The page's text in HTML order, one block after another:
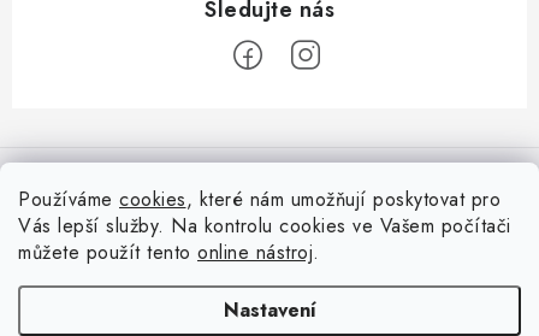
Používáme cookies, které nám umožňují poskytovat pro
Vás lepší služby. Na kontrolu cookies ve Vašem počítači
můžete použít tento online nástroj.
Nastavení
á
Doprava
Nepřehlédněte
Blog s nápady a návody